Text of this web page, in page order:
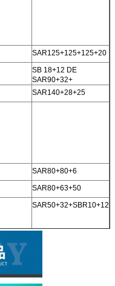
SAR125+125+125+20
SB 18+12 DE
SAR90+32+
SAR140+28+25
SAR80+80+6
SAR80+63+50
SAR50+32+SBR10+12